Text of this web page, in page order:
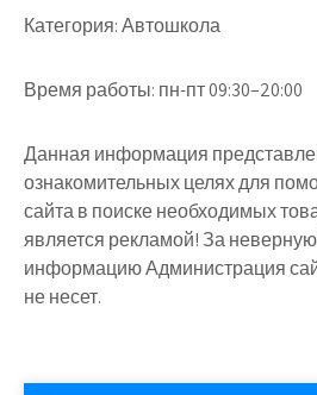
Категория:Автошкола
Время работы: пн-пт 09:30–20:00
Данная информация
ознакомительных целях для
сайта в поиске необходимых
является рекламой! За
информацию Администрация
не несет.